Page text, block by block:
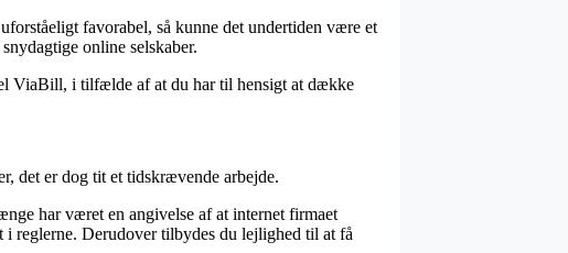
favorabel, så kunne det undertiden være et
online selskaber.
ViaBill, i tilfælde af at du har til hensigt at dække
det er dog tit et tidskrævende arbejde.
har været en angivelse af at internet firmaet
reglerne. Derudover tilbydes du lejlighed til at få